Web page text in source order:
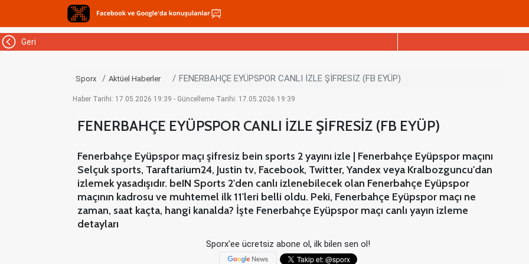
Geri
Sporx Aktüel Haberler FENERBAHÇE EYÜPSPOR CANLI İZLE ŞİFRESİZ (FB EYÜP)
Haber Tarihi: 17.05.2026 19:39 - Güncelleme Tarihi: 17.05.2026 19:39
FENERBAHÇE EYÜPSPOR CANLI İZLE ŞİFRESİZ (FB EYÜP)
Fenerbahçe Eyüpspor maçı şifresiz bein sports 2 yayını izle | Fenerbahçe Eyüpspor maçını
Selçuk sports, Taraftarium24, Justin tv, Facebook, Twitter, Yandex veya Kralbozguncu'dan
izlemek yasadışıdır. beIN Sports 2'den canlı izlenebilecek olan Fenerbahçe Eyüpspor
maçının kadrosu ve muhtemel ilk 11'leri belli oldu. Peki, Fenerbahçe Eyüpspor maçı ne
zaman, saat kaçta, hangi kanalda? İşte Fenerbahçe Eyüpspor maçı canlı yayın izleme
detayları
Sporx'ee ücretsiz abone ol, ilk bilen sen ol!